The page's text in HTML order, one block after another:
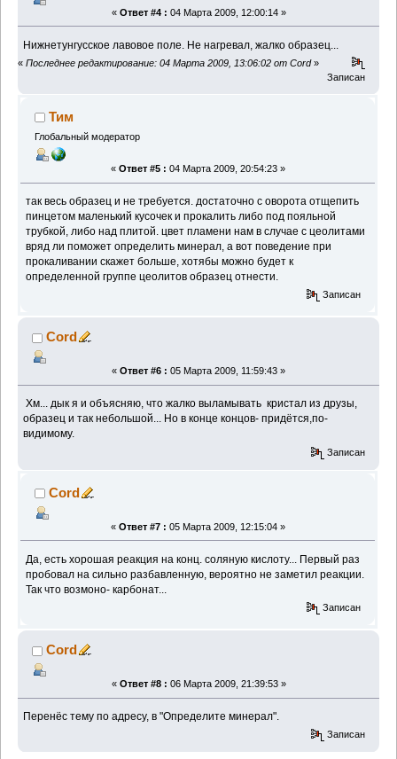
« Ответ #4 : 04 Марта 2009, 12:00:14 »
Нижнетунгусское лавовое поле. Не нагревал, жалко образец...
« Последнее редактирование: 04 Марта 2009, 13:06:02 от Cord»
Записан
Тим
Глобальный модератор
« Ответ #5 : 04 Марта 2009, 20:54:23 »
так весь образец и не требуется. достаточно с оворота отщепить
пинцетом маленький кусочек и прокалить либо под пояльной
трубкой, либо над плитой. цвет пламени нам в случае с цеолитами
вряд ли поможет определить минерал, а вот поведение при
прокаливании скажет больше, хотябы можно будет к
определенной группе цеолитов образец отнести.
Записан
Cord
« Ответ #6 : 05 Марта 2009, 11:59:43 »
Хм... дык я и объясняю, что жалко выламывать кристал из друзы,
образец и так небольшой... Но в конце концов- придётся,по-
видимому.
Записан
Cord
« Ответ #7 : 05 Марта 2009, 12:15:04 »
Да, есть хорошая реакция на конц. соляную кислоту... Первый раз
пробовал на сильно разбавленную, вероятно не заметил реакции.
Так что возмоно- карбонат...
Записан
Cord
« Ответ #8 : 06 Марта 2009, 21:39:53 »
Перенёс тему по адресу, в "Определите минерал".
Записан